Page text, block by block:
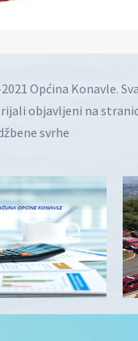
Općina Konavle.
objavljeni na
svrhe